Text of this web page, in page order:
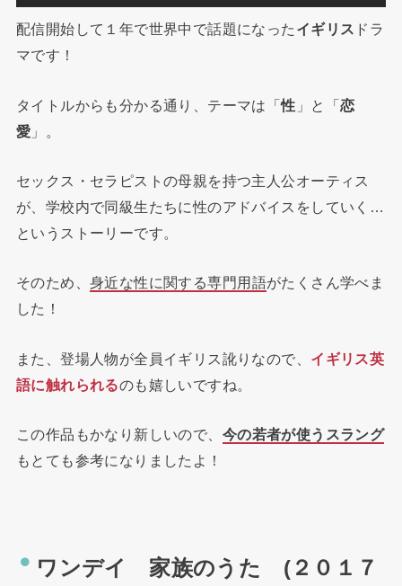
配信開始して１年で世界中で話題になった イギリス ドラ
マです！
タイトルからも分かる通り、テーマは「性 」と「恋
愛 」。
セックス・セラピストの母親を持つ主人公オーティス
が、学校内で同級生たちに性のアドバイスをしていく…
というストーリーです。
そのため、 身近な性に関する専門用語がたくさん学べま
した！
また、登場人物が全員イギリス訛りなので、 イギリス英
語に触れられるのも嬉しいですね。
この作品もかなり新しいので、 今の若者が使うスラング
もとても参考になりましたよ！
ワンデイ 家族のうた (２０１７